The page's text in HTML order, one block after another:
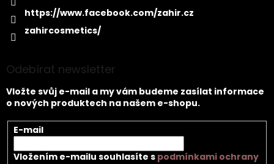
https://www.facebook.com/zahir.cz
zahircosmetics/
Odebírat newsletter
Vložte svůj e-mail a my vám budeme zasílat informace
o nových produktech na našem e-shopu.
E-mail
Vložením e-mailu souhlasíte s podmínkami ochrany